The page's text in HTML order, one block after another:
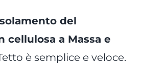
del
a Massa e
è semplice e veloce.